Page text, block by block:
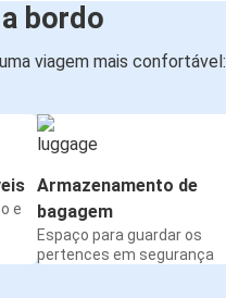
bordo
viagem mais confortável:
e
Armazenamento de
bagagem
Espaço para guardar os
pertences em segurança